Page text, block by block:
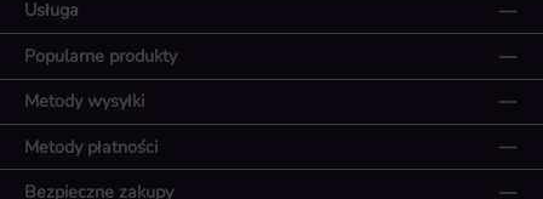
Usługa
Popularne produkty
Metody płatności
Metody wysyłki
Bezpieczne zakupy